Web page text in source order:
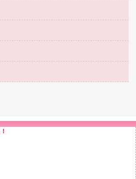
替式）
定式）
インデックス
ンク）
替芯
用品
）
食品・飲料）
品・飲料・食添製品）